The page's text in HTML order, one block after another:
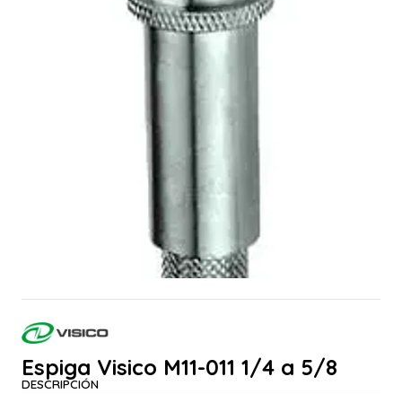
Espiga Visico M11-011 1/4 a 5/8
DESCRIPCIÓN